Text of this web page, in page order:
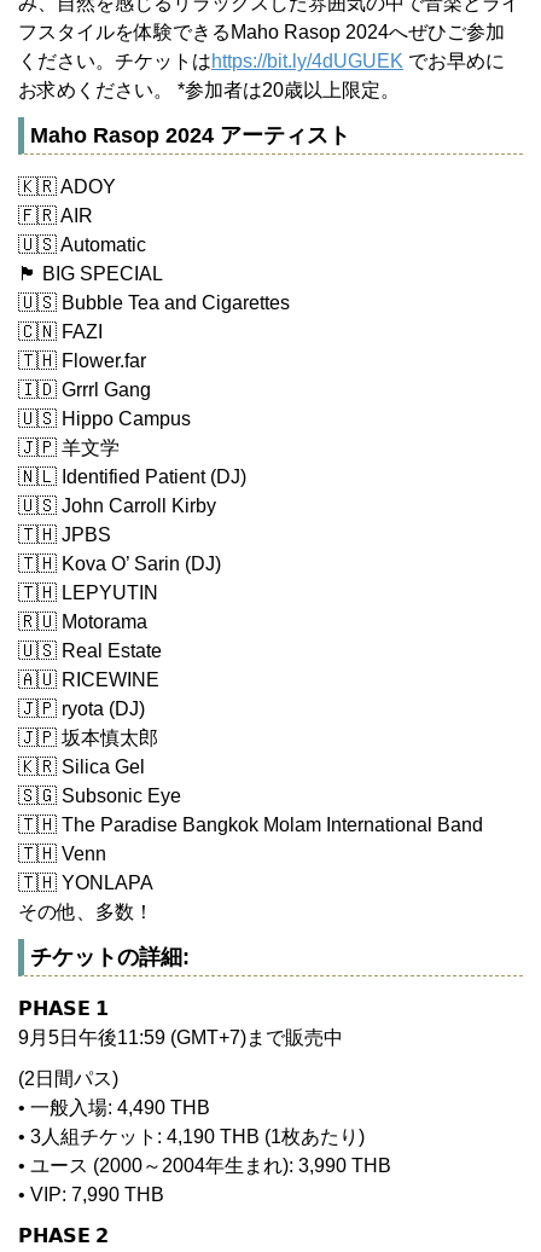
フスタイルを体験できるMaho Rasop 2024へぜひご参加
ください。チケットはhttps://bit.ly/4dUGUEK でお早めに
お求めください。 *参加者は20歳以上限定。
Maho Rasop 2024 アーティスト
🇰🇷 ADOY
🇫🇷 AIR
🇺🇸 Automatic
🏴 BIG SPECIAL
🇺🇸 Bubble Tea and Cigarettes
🇨🇳 FAZI
🇹🇭 Flower.far
🇮🇩 Grrrl Gang
🇺🇸 Hippo Campus
🇯🇵 羊文学
🇳🇱 Identified Patient (DJ)
🇺🇸 John Carroll Kirby
🇹🇭 JPBS
🇹🇭 Kova O’ Sarin (DJ)
🇹🇭 LEPYUTIN
🇷🇺 Motorama
🇺🇸 Real Estate
🇦🇺 RICEWINE
🇯🇵 ryota (DJ)
🇯🇵 坂本慎太郎
🇰🇷 Silica Gel
🇸🇬 Subsonic Eye
🇹🇭 The Paradise Bangkok Molam International Band
🇹🇭 Venn
🇹🇭 YONLAPA
その他、多数！
チケットの詳細:
𝗣𝗛𝗔𝗦𝗘 𝟭
9月5日午後11:59 (GMT+7)まで販売中
(2日間パス)
• 一般入場: 4,490 THB
• 3人組チケット: 4,190 THB (1枚あたり)
• ユース (2000～2004年生まれ): 3,990 THB
• VIP: 7,990 THB
𝗣𝗛𝗔𝗦𝗘 𝟮